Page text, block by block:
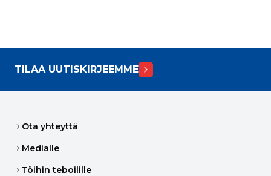
TILAA UUTISKIRJEEMME
Ota yhteyttä
Medialle
Töihin teboilille